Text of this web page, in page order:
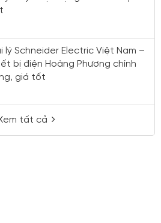
lý Schneider Electric Việt Nam –
bị điện Hoàng Phương chính
giá tốt
tất cả